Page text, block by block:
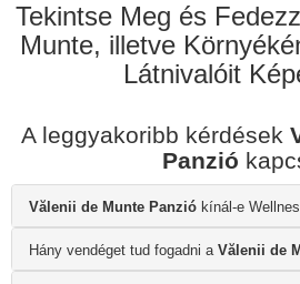
Tekintse Meg és
Munte, illetve
Látnivalóit
A leggyakoribb kérdések
Panzió
Vălenii de Munte Panzió kínál-e
Hány vendéget tud fogadni a Vălenii de